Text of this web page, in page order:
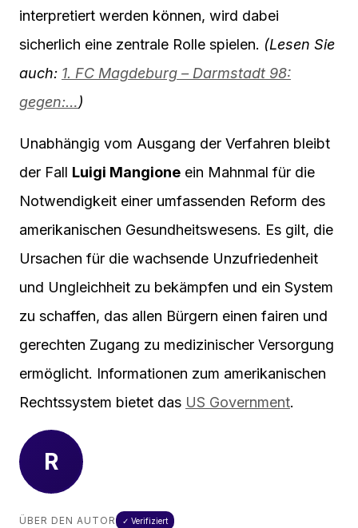
interpretiert werden können, wird dabei
sicherlich eine zentrale Rolle spielen. (Lesen Sie
auch: 1. FC Magdeburg – Darmstadt 98:
gegen:…)
Unabhängig vom Ausgang der Verfahren bleibt
der Fall Luigi Mangione ein Mahnmal für die
Notwendigkeit einer umfassenden Reform des
amerikanischen Gesundheitswesens. Es gilt, die
Ursachen für die wachsende Unzufriedenheit
und Ungleichheit zu bekämpfen und ein System
zu schaffen, das allen Bürgern einen fairen und
gerechten Zugang zu medizinischer Versorgung
ermöglicht. Informationen zum amerikanischen
Rechtssystem bietet das US Government.
R
ÜBER DEN AUTOR ✓ Verifiziert